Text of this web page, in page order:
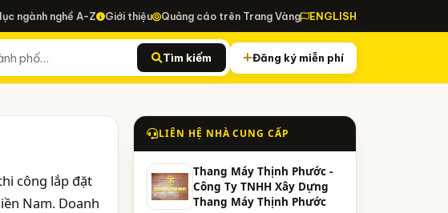
ngành nghề A-Z Giới thiệu Quảng cáo trên Trang Vàng ENGLISH
Tìm kiếm Đăng ký miễn phí
công lắp đặt
Nam. Doanh
LIÊN HỆ NHÀ CUNG CẤP
Thang Máy Thịnh Phước -
Công Ty TNHH Xây Dựng
Thang Máy Thịnh Phước